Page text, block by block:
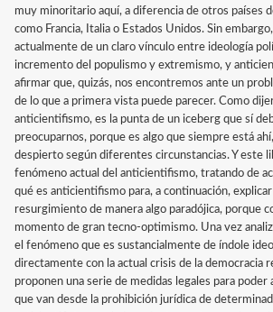
muy minoritario aquí, a diferencia de otros países
como Francia, Italia o Estados Unidos. Sin
actualmente de un claro vínculo entre ideología
incremento del populismo y extremismo, y
afirmar que, quizás, nos encontremos ante un
de lo que a primera vista puede parecer. Como
anticientifismo, es la punta de un iceberg que sí
preocuparnos, porque es algo que siempre está
despierto según diferentes circunstancias. Y este
fenómeno actual del anticientifismo, tratando de
qué es anticientifismo para, a continuación,
resurgimiento de manera algo paradójica, porque
momento de gran tecno-optimismo. Una vez
el fenómeno que es sustancialmente de índole
directamente con la actual crisis de la democracia
proponen una serie de medidas legales para
que van desde la prohibición jurídica de